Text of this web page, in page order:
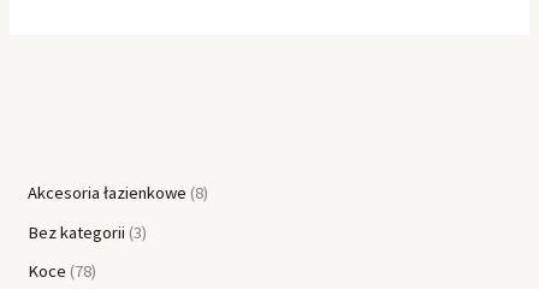
Akcesoria łazienkowe 8
Bez kategorii 3
Koce 78